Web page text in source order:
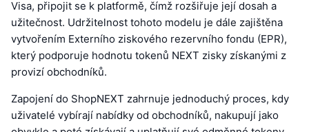
Visa, připojit se k platformě, čímž rozšiřuje její dosah a
užitečnost. Udržitelnost tohoto modelu je dále zajištěna
vytvořením Externího ziskového rezervního fondu (EPR),
který podporuje hodnotu tokenů NEXT zisky získanými z
provizí obchodníků.
Zapojení do ShopNEXT zahrnuje jednoduchý proces, kdy
uživatelé vybírají nabídky od obchodníků, nakupují jako